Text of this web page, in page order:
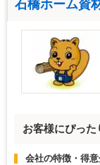
石橋ホーム資
お客様にぴっ
会社の特徴・得